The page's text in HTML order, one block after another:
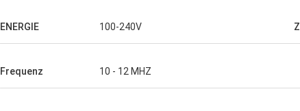
ENERGIE 100-240V
Frequenz 10 - 12 MHZ